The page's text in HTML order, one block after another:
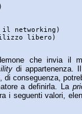
networking)
che invia il
di appartenenza.
conseguenza,
a definirla. La
i seguenti valori,